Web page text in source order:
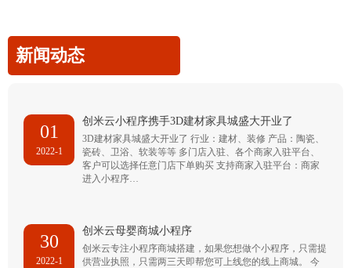
新闻动态
01
2022-1
创米云小程序携手3D建材家具城盛大开业了
3D建材家具城盛大开业了 行业：建材、装修 产品：陶瓷、
瓷砖、卫浴、软装等等 多门店入驻、各个商家入驻平台、
客户可以选择任意门店下单购买 支持商家入驻平台：商家
进入小程序…
30
2022-1
创米云母婴商城小程序
创米云专注小程序商城搭建，如果您想做个小程序，只需提
供营业执照，只需两三天即帮您可上线您的线上商城。 今